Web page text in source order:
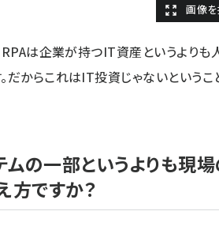
RPAは企業が持つIT資産というより
だからこれはIT投資じゃないというこ
の一部というよりも現
方ですか？